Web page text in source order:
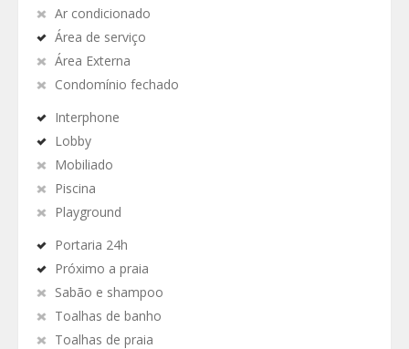
Ar condicionado
Área de serviço
Área Externa
Condomínio fechado
Interphone
Lobby
Mobiliado
Piscina
Playground
Portaria 24h
Próximo a praia
Sabão e shampoo
Toalhas de banho
Toalhas de praia